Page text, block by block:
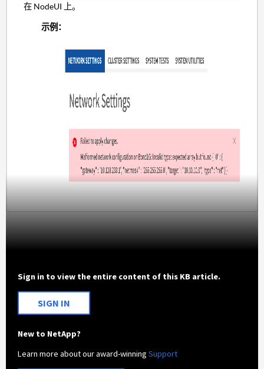
在 NodeUI 上。
示例：
Sign in to view the entire content of this KB article.
SIGN IN
New to NetApp?
Learn more about our award-winningSupport